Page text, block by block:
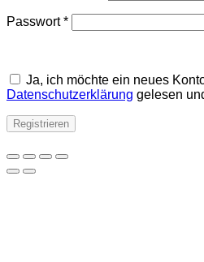
Passwort*Erforderlich
Ja, ich möchte ein neues
Datenschutzerklärung gelesen
Registrieren